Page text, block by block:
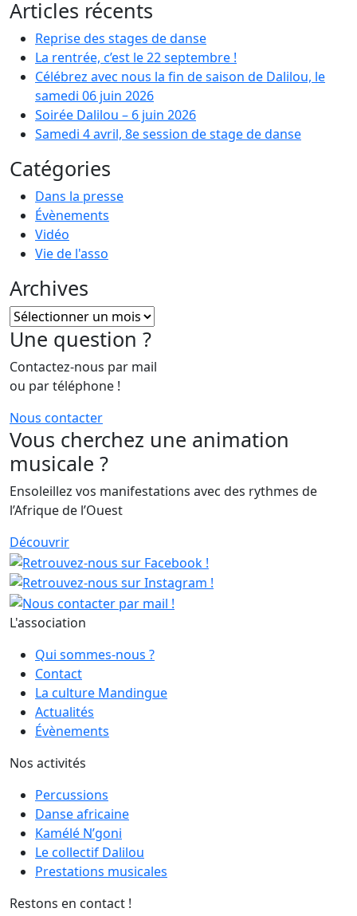
Articles récents
Reprise des stages de danse
La rentrée, c’est le 22 septembre !
Célébrez avec nous la fin de saison de Dalilou, le
samedi 06 juin 2026
Soirée Dalilou – 6 juin 2026
Samedi 4 avril, 8e session de stage de danse
Catégories
Dans la presse
Évènements
Vidéo
Vie de l'asso
Archives
Archives
Une question ?
Contactez-nous par mail
ou par téléphone !
Nous contacter
Vous cherchez une animation
musicale ?
Ensoleillez vos manifestations avec des rythmes de
l’Afrique de l’Ouest
Découvrir
L'association
Qui sommes-nous ?
Contact
La culture Mandingue
Actualités
Évènements
Nos activités
Percussions
Danse africaine
Kamélé N’goni
Le collectif Dalilou
Prestations musicales
Restons en contact !